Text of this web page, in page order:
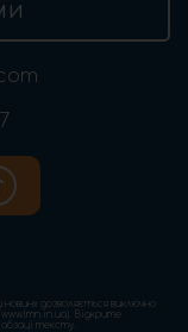
дозволяється виключно
Відкрите
тексту.